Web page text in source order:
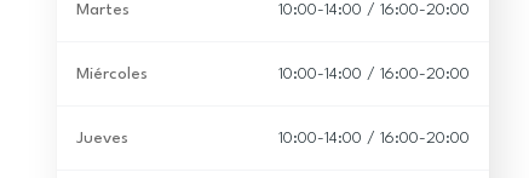
Martes 10:00-14:00 / 16:00-20:00
Miércoles 10:00-14:00 / 16:00-20:00
Jueves 10:00-14:00 / 16:00-20:00